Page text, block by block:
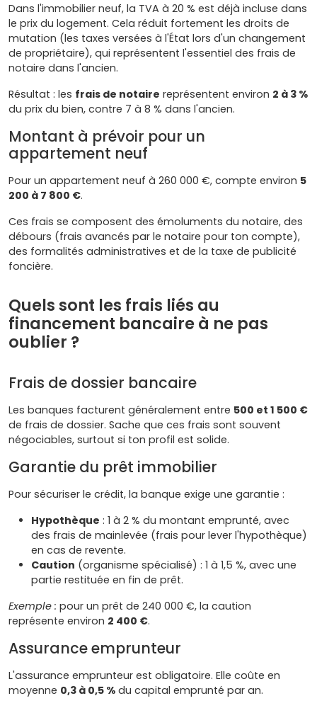
Dans l'immobilier neuf, la TVA à 20 % est déjà incluse dans
le prix du logement. Cela réduit fortement les droits de
mutation (les taxes versées à l'État lors d'un changement
de propriétaire), qui représentent l'essentiel des frais de
notaire dans l'ancien.
Résultat : les frais de notaire représentent environ 2 à 3 %
du prix du bien, contre 7 à 8 % dans l'ancien.
Montant à prévoir pour un
appartement neuf
Pour un appartement neuf à 260 000 €, compte environ 5
200 à 7 800 €.
Ces frais se composent des émoluments du notaire, des
débours (frais avancés par le notaire pour ton compte),
des formalités administratives et de la taxe de publicité
foncière.
Quels sont les frais liés au
financement bancaire à ne pas
oublier ?
Frais de dossier bancaire
Les banques facturent généralement entre 500 et 1 500 €
de frais de dossier. Sache que ces frais sont souvent
négociables, surtout si ton profil est solide.
Garantie du prêt immobilier
Pour sécuriser le crédit, la banque exige une garantie :
Hypothèque : 1 à 2 % du montant emprunté, avec
des frais de mainlevée (frais pour lever l'hypothèque)
en cas de revente.
Caution (organisme spécialisé) : 1 à 1,5 %, avec une
partie restituée en fin de prêt.
Exemple : pour un prêt de 240 000 €, la caution
représente environ 2 400 €.
Assurance emprunteur
L'assurance emprunteur est obligatoire. Elle coûte en
moyenne 0,3 à 0,5 % du capital emprunté par an.